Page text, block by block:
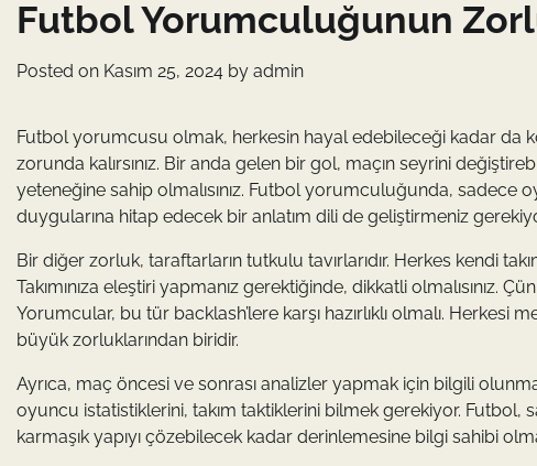
Futbol Yorumculuğunun
Posted on Kasım 25, 2024 by admin
Futbol yorumcusu olmak, herkesin hayal edebileceği kadar da
zorunda kalırsınız. Bir anda gelen bir gol, maçın seyrini
yeteneğine sahip olmalısınız. Futbol yorumculuğunda, sadece
duygularına hitap edecek bir anlatım dili de geliştirmeniz
Bir diğer zorluk, taraftarların tutkulu tavırlarıdır. Herkes kendi
Takımınıza eleştiri yapmanız gerektiğinde, dikkatli olmalısınız.
Yorumcular, bu tür backlash’lere karşı hazırlıklı olmalı.
büyük zorluklarından biridir.
Ayrıca, maç öncesi ve sonrası analizler yapmak için bilgili
oyuncu istatistiklerini, takım taktiklerini bilmek gerekiyor. Futbol,
karmaşık yapıyı çözebilecek kadar derinlemesine bilgi sahibi